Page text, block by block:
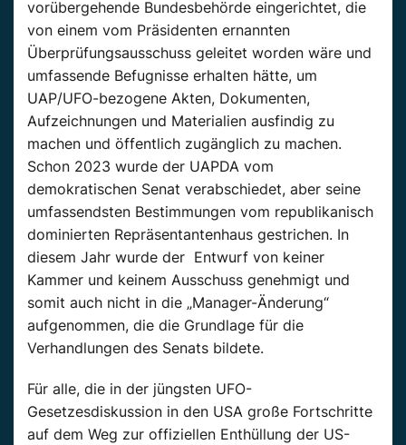
vorübergehende Bundesbehörde eingerichtet, die
von einem vom Präsidenten ernannten
Überprüfungsausschuss geleitet worden wäre und
umfassende Befugnisse erhalten hätte, um
UAP/UFO-bezogene Akten, Dokumenten,
Aufzeichnungen und Materialien ausfindig zu
machen und öffentlich zugänglich zu machen.
Schon 2023 wurde der UAPDA vom
demokratischen Senat verabschiedet, aber seine
umfassendsten Bestimmungen vom republikanisch
dominierten Repräsentantenhaus gestrichen. In
diesem Jahr wurde der Entwurf von keiner
Kammer und keinem Ausschuss genehmigt und
somit auch nicht in die „Manager-Änderung“
aufgenommen, die die Grundlage für die
Verhandlungen des Senats bildete.
Für alle, die in der jüngsten UFO-
Gesetzesdiskussion in den USA große Fortschritte
auf dem Weg zur offiziellen Enthüllung der US-